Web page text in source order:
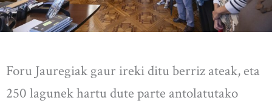
Foru Jauregiak gaur ireki ditu berriz ateak, eta
250 lagunek hartu dute parte antolatutako